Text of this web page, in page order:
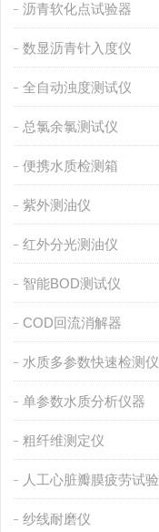
沥青软化点试验器
数显沥青针入度仪
全自动浊度测试仪
总氯余氯测试仪
便携水质检测箱
紫外测油仪
红外分光测油仪
智能BOD测试仪
COD回流消解器
水质多参数快速检测仪
单参数水质分析仪器
粗纤维测定仪
纱线耐磨仪